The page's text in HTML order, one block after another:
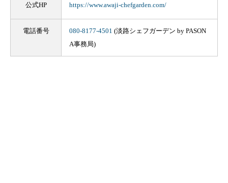
公式HP https://www.awaji-chefgarden.com/
電話番号 080-8177-4501 (淡路シェフガーデン by PASON
A事務局)